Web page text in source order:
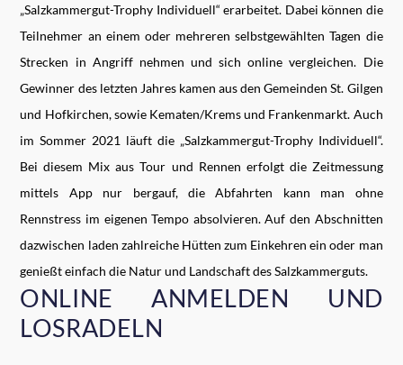
„Salzkammergut-Trophy Individuell“ erarbeitet. Dabei können die
Teilnehmer an einem oder mehreren selbstgewählten Tagen die
Strecken in Angriff nehmen und sich online vergleichen. Die
Gewinner des letzten Jahres kamen aus den Gemeinden St. Gilgen
und Hofkirchen, sowie Kematen/Krems und Frankenmarkt. Auch
im Sommer 2021 läuft die „Salzkammergut-Trophy Individuell“.
Bei diesem Mix aus Tour und Rennen erfolgt die Zeitmessung
mittels App nur bergauf, die Abfahrten kann man ohne
Rennstress im eigenen Tempo absolvieren. Auf den Abschnitten
dazwischen laden zahlreiche Hütten zum Einkehren ein oder man
genießt einfach die Natur und Landschaft des Salzkammerguts.
ONLINE ANMELDEN UND
LOSRADELN